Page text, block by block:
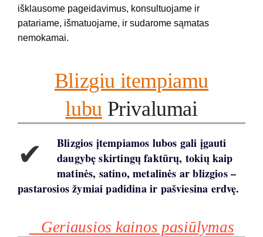
išklausome pageidavimus, konsultuojame ir
patariame, išmatuojame, ir sudarome sąmatas
nemokamai.
Blizgiu itempiamu
lubu Privalumai
✔
Blizgios įtempiamos lubos gali įgauti
daugybę skirtingų faktūrų, tokių kaip
matinės, satino, metalinės ar blizgios –
pastarosios žymiai padidina ir pašviesina erdvę.
Geriausios kainos pasiūlymas